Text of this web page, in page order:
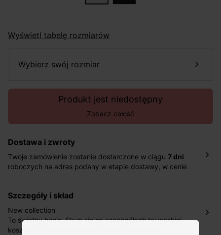
Wyświetl tabelę rozmiarów
wybierz swój rozmiar
Produkt jest niedostępny
Zobacz całość
Dostawa i zwroty
Twoje zamówienie zostanie dostarczone w ciągu 7 dni
roboczych na adres podany w etapie dostawy, w cenie
pośrednictwem DHL Express.
Nowość: Zamówienia dostarczamy w ciągu 4-6 dni
roboczych do wybranego przez Ciebie paczkomatu , a
koszt przesyłki wynosi 9,40 zł.
szczegóły i skład
New collection
To świetny basic. Skup się na szczegółach tej wąskiej
koszulki z długim rękawem: okrągły dekolt jest